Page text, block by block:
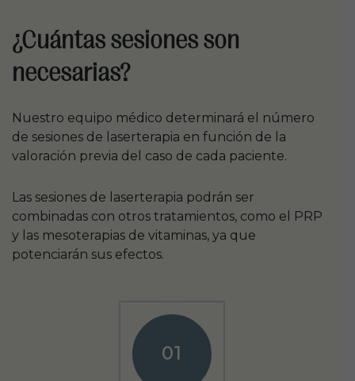
¿Cuántas sesiones son
necesarias?
Nuestro equipo médico determinará el número
de sesiones de laserterapia en función de la
valoración previa del caso de cada paciente.
Las sesiones de laserterapia podrán ser
combinadas con otros tratamientos, como el PRP
y las mesoterapias de vitaminas, ya que
potenciarán sus efectos.
01